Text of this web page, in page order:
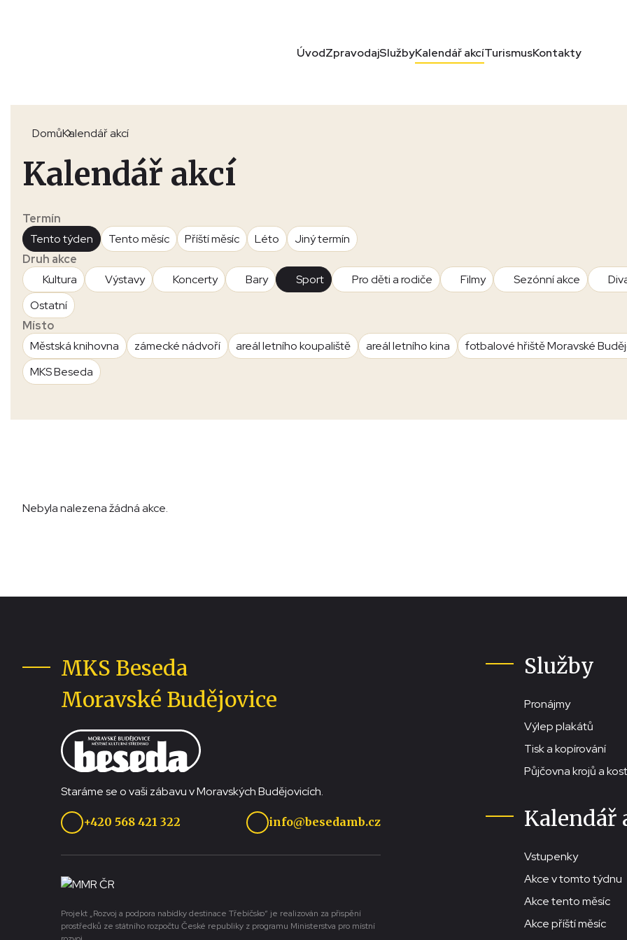
ÚvodZpravodajSlužbyKalendář akcíTurismusKontakty
DomůKalendář akcí
Kalendář akcí
Termín
Tento týden
Tento měsíc Příští měsíc Léto
Jiný termín
Druh akce
Kultura
Výstavy Koncerty Bary Sport Pro děti a rodiče Filmy Sezónní akce
Ostatní
Místo
Městská knihovna
zámecké nádvoří areál letního koupaliště areál letního kina
fotbalové hřiště Moravské
MKS Beseda
Nebyla nalezena žádná akce.
MKS Beseda
Moravské Budějovice
Staráme se o vaši zábavu v Moravských Budějovicích.
+420 568 421 322 info@besedamb.cz
Projekt „Rozvoj a podpora nabídky destinace Třebíčsko“ je realizován za přispění
prostředků ze státního rozpočtu České republiky z programu Ministerstva pro místní
Služby
Pronájmy
Výlep plakátů
Tisk a kopírování
Půjčovna krojů a
Kalendář
Vstupenky
Akce v tomto týdnu
Akce tento měsíc
Akce příští měsíc